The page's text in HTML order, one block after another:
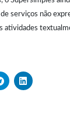
serviços não
atividades